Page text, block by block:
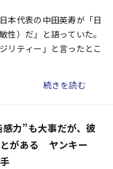
本代表の中田英寿が「日
性）だ」と語っていた。
リティー」と言ったとこ
続きを読む
力”も大事だが、彼
がある ヤンキー